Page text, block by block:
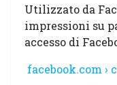
Utilizzato da
impressioni su
accesso di
facebook.com ›